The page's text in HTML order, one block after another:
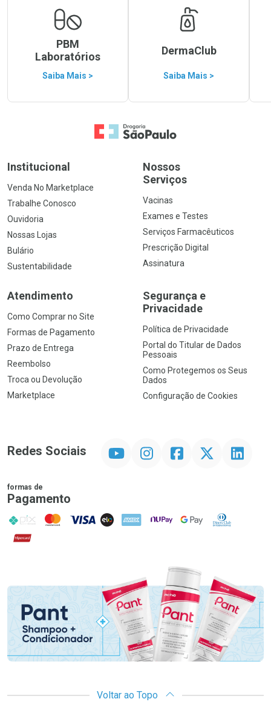
PBM
Laboratórios
Saiba Mais >
DermaClub
Saiba Mais >
Ir para a Home
Institucional
Venda No Marketplace
Trabalhe Conosco
Ouvidoria
Nossas Lojas
Bulário
Sustentabilidade
Nossos
Serviços
Vacinas
Exames e Testes
Serviços Farmacêuticos
Prescrição Digital
Assinatura
Atendimento
Como Comprar no Site
Formas de Pagamento
Prazo de Entrega
Reembolso
Troca ou Devolução
Marketplace
Segurança e
Privacidade
Política de Privacidade
Portal do Titular de Dados
Pessoais
Como Protegemos os Seus
Dados
Configuração de Cookies
Redes Sociais InstagramFacebook Linkedin
formas de
Pagamento
PIX MasterCard
VISA ELO AMEX NuPay Google PayDiners Club
Hipercard
Promoção em Destaque
Voltar ao Topo